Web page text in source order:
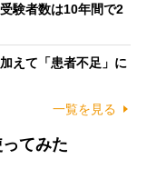
験者数は10年間で2
えて「患者不足」に
一覧を見る
てみた